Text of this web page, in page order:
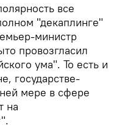
все
"декаплинге"
министр
провозгласил
ума". То есть и
государстве-
мере в сфере
на